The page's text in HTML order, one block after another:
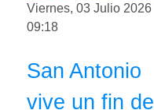
Viernes, 03 Julio 2026
09:18
San Antonio
vive un fin de